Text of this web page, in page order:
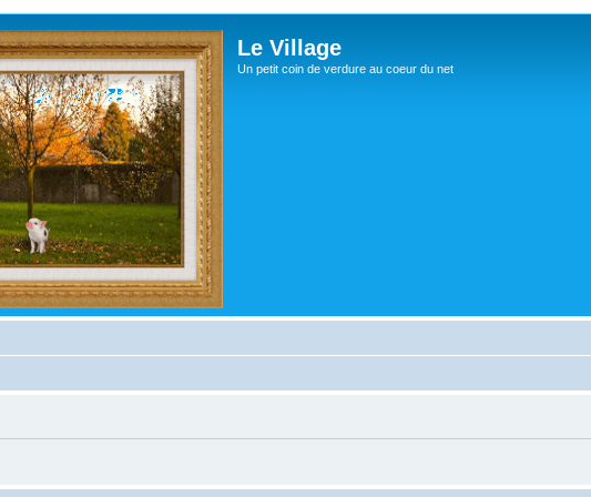
Le Village
Un petit coin de verdure au coeur du net